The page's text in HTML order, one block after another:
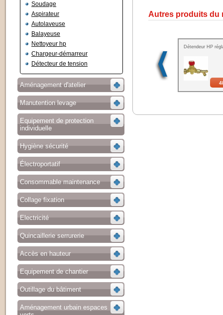
Soudage
Aspirateur
Autolaveuse
Balayeuse
Nettoyeur hp
Chargeur-démarreur
Détecteur de tension
Aménagement d'atelier
Manutention levage
Equipement de protection
individuelle
Hygiène sécurité
Électroportatif
Consommable maintenance
Collage fixation
Electricité
Quincaillerie serrurerie
Accès en hauteur
Equipement de chantier
Outillage du bâtiment
Aménagement urbain espaces
Autres produits du
Détendeur HP